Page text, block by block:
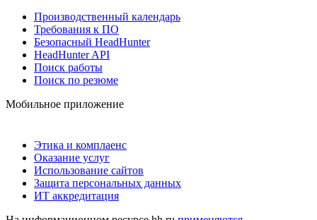
Производственный календарь
Требования к ПО
Безопасный HeadHunter
HeadHunter API
Поиск работы
Поиск по резюме
Мобильное приложение
Этика и комплаенс
Оказание услуг
Использование сайтов
Защита персональных данных
ИТ аккредитация